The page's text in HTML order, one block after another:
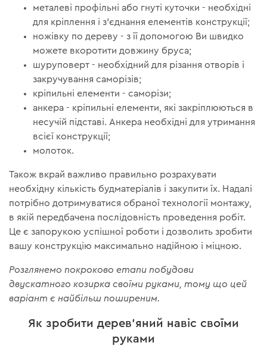
металеві профільні або гнуті куточки - необхідні
для кріплення і з'єднання елементів конструкції;
ножівку по дереву - з її допомогою Ви швидко
можете вкоротити довжину бруса;
шуруповерт - необхідний для різання отворів і
закручування саморізів;
кріпильні елементи - саморізи;
анкера - кріпильні елементи, які закріплюються в
несучій підставі. Анкера необхідні для утримання
всієї конструкції;
молоток.
Також вкрай важливо правильно розрахувати
необхідну кількість будматеріалів і закупити їх. Надалі
потрібно дотримуватися обраної технології монтажу,
в якій передбачена послідовність проведення робіт.
Це є запорукою успішної роботи і дозволить зробити
вашу конструкцію максимально надійною і міцною.
Розглянемо покроково етапи побудови
двускатного козирка своїми руками, тому що цей
варіант є найбільш поширеним.
Як зробити дерев'яний навіс своїми
руками